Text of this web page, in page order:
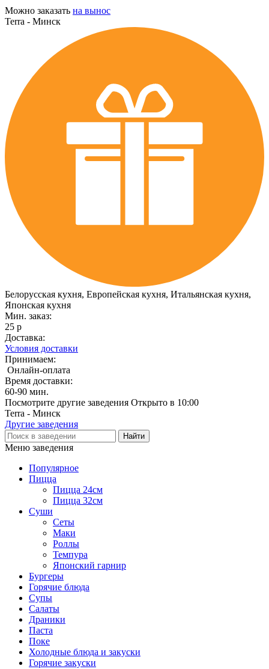
Можно заказать на вынос
Terra - Минск
Белорусская кухня, Европейская кухня, Итальянская кухня,
Японская кухня
Мин. заказ:
25 р
Доставка:
Условия доставки
Принимаем:
Онлайн-оплата
Время доставки:
60-90 мин.
Посмотрите другие заведения Открыто в 10:00
Terra - Минск
Другие заведения
Меню заведения
Популярное
Пицца
Пицца 24см
Пицца 32см
Суши
Сеты
Маки
Роллы
Темпура
Японский гарнир
Бургеры
Горячие блюда
Супы
Салаты
Драники
Паста
Поке
Холодные блюда и закуски
Горячие закуски